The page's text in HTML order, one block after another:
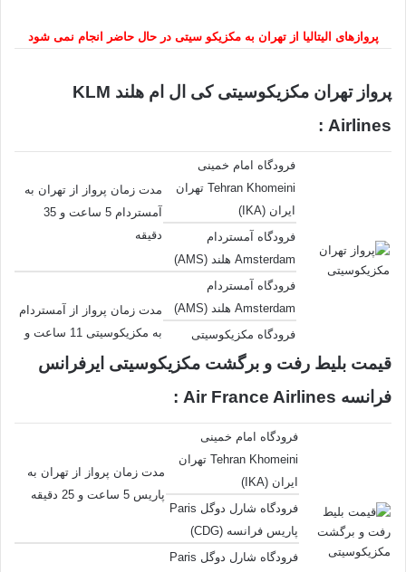
پروازهای الیتالیا از تهران به مکزیکو سیتی در حال حاضر انجام نمی شود
پرواز تهران مکزیکوسیتی کی ال ام هلند KLM
Airlines :
فرودگاه امام خمینی
Tehran Khomeini تهران
ایران (IKA)
مدت زمان پرواز از تهران به
آمستردام 5 ساعت و 35
دقیقه
فرودگاه آمستردام
Amsterdam هلند (AMS)
فرودگاه آمستردام
Amsterdam هلند (AMS)
مدت زمان پرواز از آمستردام
به مکزیکوسیتی 11 ساعت و
45 دقیقه
فرودگاه مکزیکوسیتی
Mexico City مکزیک
کل طول زمان پرواز در هوا:17 ساعت و 20 دقیقه – کل طول زمان جابجایی
پروازهای کی ال ام از تهران به مکزیکو سیتی در حال حاضر انجام نمی شود
برای سفر با کی ال ام به مکزیک نیاز به ویزا ترانزیت هلند دارید
قیمت بلیط رفت و برگشت مکزیکوسیتی ایرفرانس
فرانسه Air France Airlines :
فرودگاه امام خمینی
Tehran Khomeini تهران
ایران (IKA)
مدت زمان پرواز از تهران به
پاریس 5 ساعت و 25 دقیقه
فرودگاه شارل دوگل Paris
پاریس فرانسه (CDG)
فرودگاه شارل دوگل Paris